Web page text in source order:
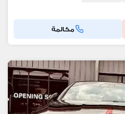
مكالمة